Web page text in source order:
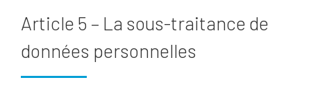
Article 5 – La sous-traitance de
données personnelles